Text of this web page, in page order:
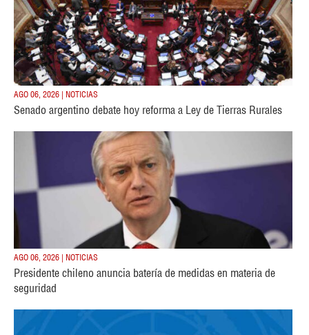
AGO 06, 2026 | NOTICIAS
Senado argentino debate hoy reforma a Ley de Tierras Rurales
AGO 06, 2026 | NOTICIAS
Presidente chileno anuncia batería de medidas en materia de
seguridad